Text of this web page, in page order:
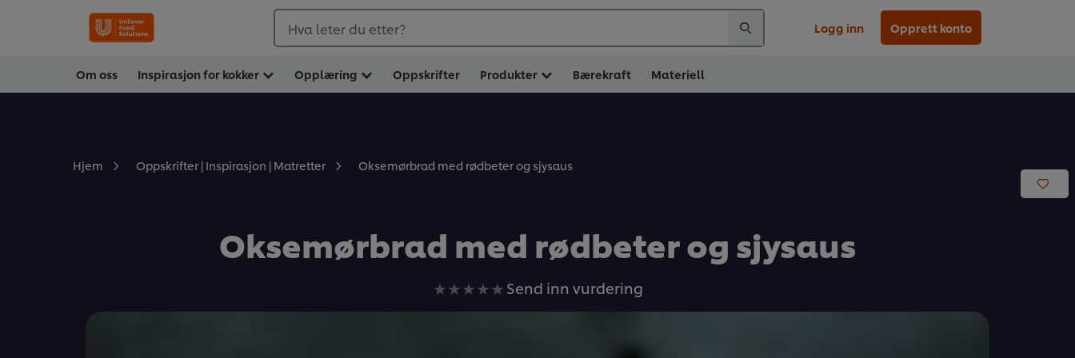
Hva leter du etter? Logg inn Opprett konto
Om oss Inspirasjon for kokker Opplæring Oppskrifter Produkter Bærekraft Materiell
Hjem Oppskrifter | Inspirasjon | Matretter Oksemørbrad med rødbeter og sjysaus
Oksemørbrad med rødbeter og sjysaus
Ingen
vurderinger
Send inn vurdering